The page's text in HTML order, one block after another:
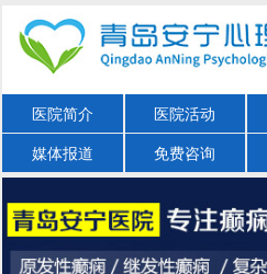
医院简介 医院活动
媒体报道 免费咨询